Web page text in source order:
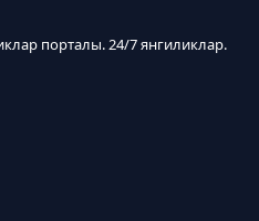
порталы. 24/7 янгиликлар.